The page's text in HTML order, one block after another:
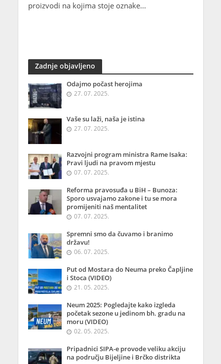
proizvodi na kojima stoje oznake...
Zadnje objavljeno
Odajmo počast herojima
27. 07. 2025.
Vaše su laži, naša je istina
27. 07. 2025.
Razvojni program ministra Rame Isaka:
Pravi ljudi na pravom mjestu
07. 07. 2025.
Reforma pravosuđa u BiH – Bunoza:
Sporo usvajamo zakone i tu se mora
promijeniti naš mentalitet
07. 07. 2025.
Spremni smo da čuvamo i branimo
državu!
06. 07. 2025.
Put od Mostara do Neuma preko Čapljine
i Stoca (VIDEO)
21. 05. 2025.
Neum 2025: Pogledajte kako izgleda
početak sezone u jedinom bh. gradu na
moru (VIDEO)
02. 05. 2025.
Pripadnici SIPA-e provode veliku akciju
na području Bijeljine i Brčko distrikta